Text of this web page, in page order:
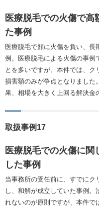
医療脱毛での火傷で高
た事例
医療脱毛で顔に火傷を負い、
例。医療脱毛による火傷の事例
とを多いですが、本件では、ク
損害額のみが争点となりました
果、相場を大きく上回る解決金
取扱事例17
医療脱毛での火傷に関
した事例
当事務所の受任前に、すでに
し、和解が成立していた事例。
れないのが原則ですが、本件で